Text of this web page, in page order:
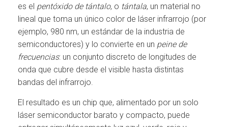
es el pentóxido de tántalo, o tántala, un material no
lineal que toma un único color de láser infrarrojo (por
ejemplo, 980 nm, un estándar de la industria de
semiconductores) y lo convierte en un peine de
frecuencias: un conjunto discreto de longitudes de
onda que cubre desde el visible hasta distintas
bandas del infrarrojo.
El resultado es un chip que, alimentado por un solo
láser semiconductor barato y compacto, puede